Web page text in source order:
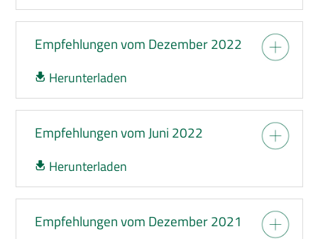
Empfehlungen vom Dezember 2022
Herunterladen
Empfehlungen vom Juni 2022
Herunterladen
Empfehlungen vom Dezember 2021